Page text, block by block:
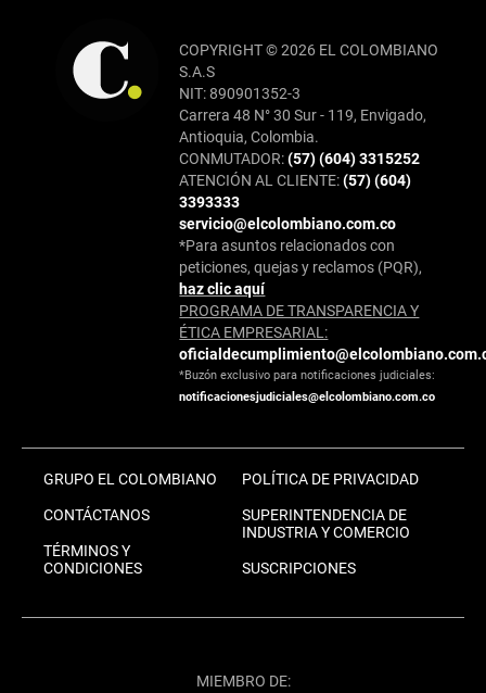
COPYRIGHT © 2026 EL COLOMBIANO
S.A.S
NIT: 890901352-3
Carrera 48 N° 30 Sur - 119, Envigado,
Antioquia, Colombia.
CONMUTADOR:(57) (604) 3315252
ATENCIÓN AL CLIENTE:(57) (604)
3393333
servicio@elcolombiano.com.co
*Para asuntos relacionados con
peticiones, quejas y reclamos (PQR),
haz clic aquí
PROGRAMA DE TRANSPARENCIA Y
ÉTICA EMPRESARIAL:
*Buzón exclusivo para notificaciones judiciales:
notificacionesjudiciales@elcolombiano.com.co
GRUPO EL COLOMBIANO
CONTÁCTANOS
TÉRMINOS Y
CONDICIONES
POLÍTICA DE PRIVACIDAD
SUPERINTENDENCIA DE
INDUSTRIA Y COMERCIO
SUSCRIPCIONES
MIEMBRO DE: